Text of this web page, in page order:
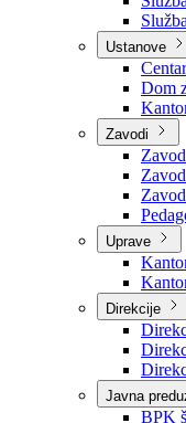
Službe
Ustanove
Dom
Zavodi
Uprave
Direkcije